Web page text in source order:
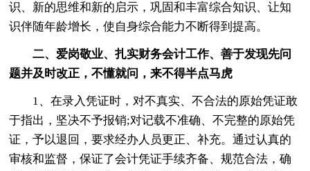
识、新的思维和新的启示，巩固和丰富综合知识、让知
识伴随年龄增长，使自身综合能力不断得到提高。
二、爱岗敬业、扎实财务会计工作、善于发现先问
题并及时改正，不懂就问，来不得半点马虎
1、在录入凭证时，对不真实、不合法的原始凭证敢
于指出，坚决不予报销;对记载不准确、不完整的原始凭
证，予以退回，要求经办人员更正、补充。通过认真的
审核和监督，保证了会计凭证手续齐备、规范合法，确